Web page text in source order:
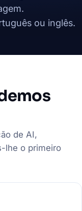
ou inglês.
de AI,
lhe o primeiro